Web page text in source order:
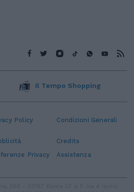
Policy Condizioni Generali
Credits
Privacy Assistenza
Il Tempo Shopping